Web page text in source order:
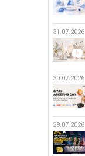
31.07.2026
30.07.2026
29.07.2026